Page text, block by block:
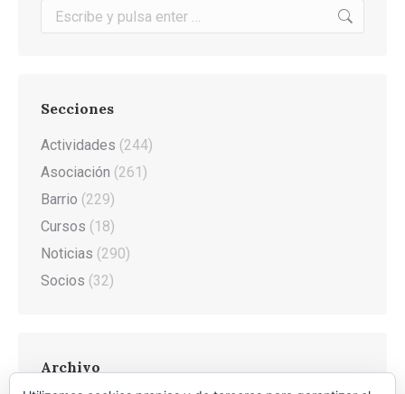
Buscar:
Secciones
Actividades (244)
Asociación (261)
Barrio (229)
Cursos (18)
Noticias (290)
Socios (32)
Archivo